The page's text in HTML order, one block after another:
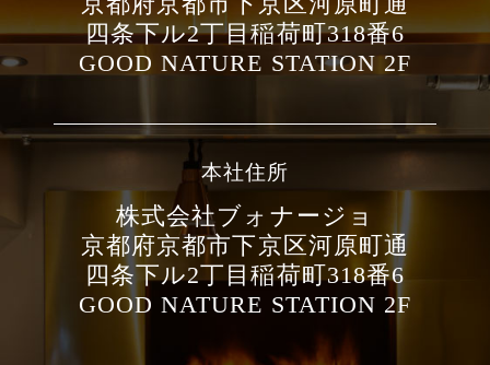
四条下ル2丁目稲荷町318番6
GOOD NATURE STATION 2F
本社住所
株式会社ブォナージョ
京都府京都市下京区河原町通
四条下ル2丁目稲荷町318番6
GOOD NATURE STATION 2F